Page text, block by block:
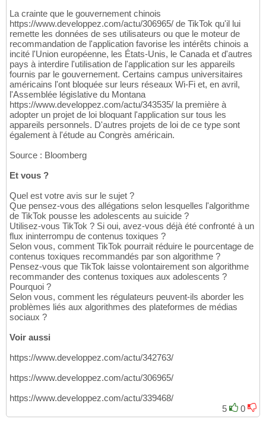
La crainte que le gouvernement chinois
https://www.developpez.com/actu/306965/ de TikTok qu'il lui
remette les données de ses utilisateurs ou que le moteur de
recommandation de l'application favorise les intérêts chinois a
incité l'Union européenne, les États-Unis, le Canada et d'autres
pays à interdire l'utilisation de l'application sur les appareils
fournis par le gouvernement. Certains campus universitaires
américains l'ont bloquée sur leurs réseaux Wi-Fi et, en avril,
l'Assemblée législative du Montana
https://www.developpez.com/actu/343535/ la première à
adopter un projet de loi bloquant l'application sur tous les
appareils personnels. D'autres projets de loi de ce type sont
également à l'étude au Congrès américain.
Source : Bloomberg
Et vous ?
Quel est votre avis sur le sujet ?
Que pensez-vous des allégations selon lesquelles l'algorithme
de TikTok pousse les adolescents au suicide ?
Utilisez-vous TikTok ? Si oui, avez-vous déjà été confronté à un
flux ininterrompu de contenus toxiques ?
Selon vous, comment TikTok pourrait réduire le pourcentage de
contenus toxiques recommandés par son algorithme ?
Pensez-vous que TikTok laisse volontairement son algorithme
recommander des contenus toxiques aux adolescents ?
Pourquoi ?
Selon vous, comment les régulateurs peuvent-ils aborder les
problèmes liés aux algorithmes des plateformes de médias
sociaux ?
Voir aussi
https://www.developpez.com/actu/342763/
https://www.developpez.com/actu/306965/
https://www.developpez.com/actu/339468/
5
0